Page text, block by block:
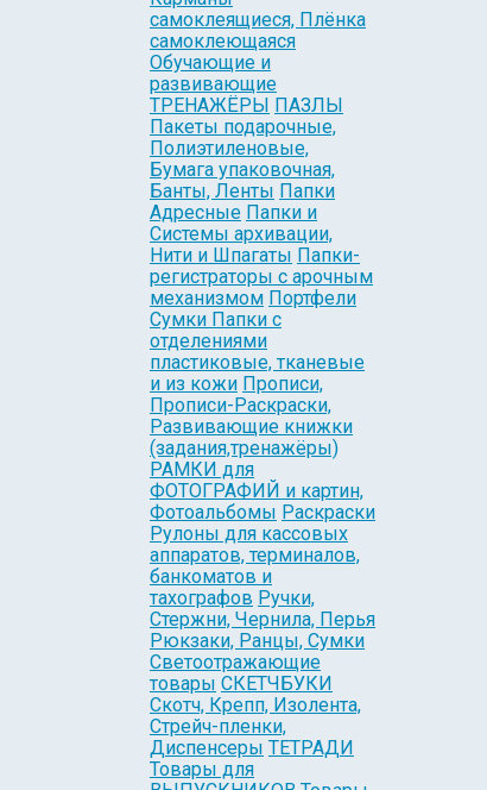
самоклеящиеся, Плёнка
самоклеющаяся
Обучающие и
развивающие
ТРЕНАЖЁРЫ ПАЗЛЫ
Пакеты подарочные,
Полиэтиленовые,
Бумага упаковочная,
Банты, Ленты Папки
Адресные Папки и
Системы архивации,
Нити и Шпагаты Папки-
регистраторы с арочным
механизмом Портфели
Сумки Папки с
отделениями
пластиковые, тканевые
и из кожи Прописи,
Прописи-Раскраски,
Развивающие книжки
(задания,тренажёры)
РАМКИ для
ФОТОГРАФИЙ и картин,
Фотоальбомы Раскраски
Рулоны для кассовых
аппаратов, терминалов,
банкоматов и
тахографов Ручки,
Стержни, Чернила, Перья
Рюкзаки, Ранцы, Сумки
Светоотражающие
товары СКЕТЧБУКИ
Скотч, Крепп, Изолента,
Стрейч-пленки,
Диспенсеры ТЕТРАДИ
Товары для